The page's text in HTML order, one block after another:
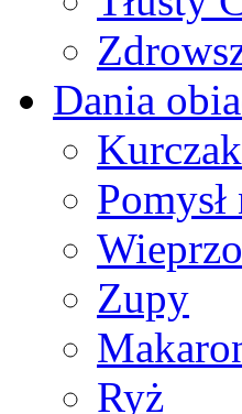
Dania
Zupy
Ryż